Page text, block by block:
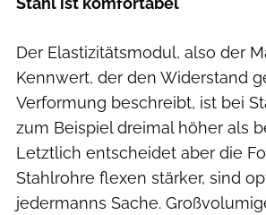
Der Elastizitätsmodul, also der
Kennwert, der den Widerstand
Verformung beschreibt, ist bei
zum Beispiel dreimal höher als
Letztlich entscheidet aber die
Stahlrohre flexen stärker, sind
jedermanns Sache.